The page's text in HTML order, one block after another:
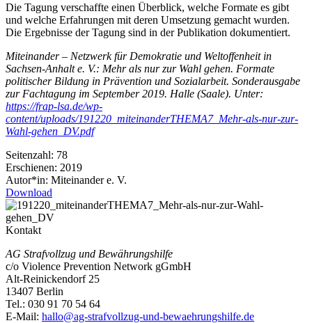
Die Tagung verschaffte einen Überblick, welche Formate es gibt
und welche Erfahrungen mit deren Umsetzung gemacht wurden.
Die Ergebnisse der Tagung sind in der Publikation dokumentiert.
Miteinander – Netzwerk für Demokratie und Weltoffenheit in
Sachsen-Anhalt e. V.: Mehr als nur zur Wahl gehen. Formate
politischer Bildung in Prävention und Sozialarbeit. Sonderausgabe
zur Fachtagung im September 2019. Halle (Saale). Unter:
https://frap-lsa.de/wp-
content/uploads/191220_miteinanderTHEMA7_Mehr-als-nur-zur-
Wahl-gehen_DV.pdf
Seitenzahl: 78
Erschienen: 2019
Autor*in: Miteinander e. V.
Download
Kontakt
AG Strafvollzug und Bewährungshilfe
c/o Violence Prevention Network gGmbH
Alt-Reinickendorf 25
13407 Berlin
Tel.: 030 91 70 54 64
E-Mail: hallo@ag-strafvollzug-und-bewaehrungshilfe.de